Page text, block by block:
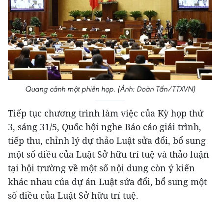
Quang cảnh một phiên họp. (Ảnh: Doãn Tấn/TTXVN)
Tiếp tục chương trình làm việc của Kỳ họp thứ
3, sáng 31/5, Quốc hội nghe Báo cáo giải trình,
tiếp thu, chỉnh lý dự thảo Luật sửa đổi, bổ sung
một số điều của Luật Sở hữu trí tuệ và thảo luận
tại hội trường về một số nội dung còn ý kiến
khác nhau của dự án Luật sửa đổi, bổ sung một
số điều của Luật Sở hữu trí tuệ.